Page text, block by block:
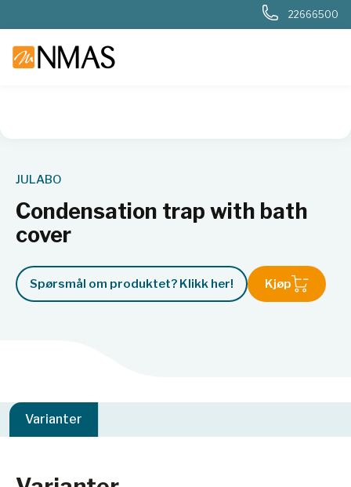
22666500
JULABO
Condensation trap with bath
cover
Spørsmål om produktet? Klikk her! Kjøp
Varianter